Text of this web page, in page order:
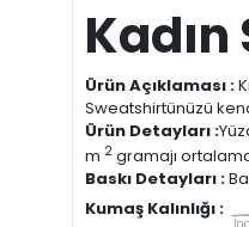
Ürün Açıklaması :
Sweatshirtünüzü
Ürün Detayları :
m 2 gramajı
Baskı Detayları :
Kumaş Kalınlığı :